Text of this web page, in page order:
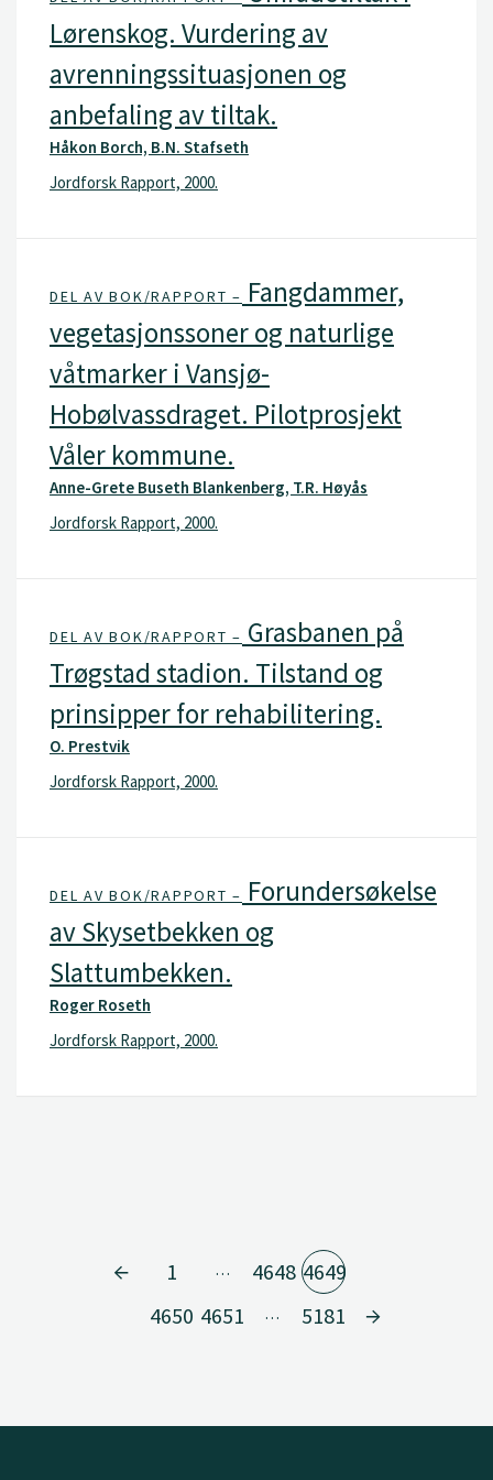
Lørenskog. Vurdering av
avrenningssituasjonen og
anbefaling av tiltak.
Håkon Borch, B.N. Stafseth
Jordforsk Rapport, 2000.
DEL AV BOK/RAPPORT – Fangdammer,
vegetasjonssoner og naturlige
våtmarker i Vansjø-
Hobølvassdraget. Pilotprosjekt
Våler kommune.
Anne-Grete Buseth Blankenberg, T.R. Høyås
Jordforsk Rapport, 2000.
DEL AV BOK/RAPPORT – Grasbanen på
Trøgstad stadion. Tilstand og
prinsipper for rehabilitering.
O. Prestvik
Jordforsk Rapport, 2000.
DEL AV BOK/RAPPORT – Forundersøkelse
av Skysetbekken og
Slattumbekken.
Roger Roseth
Jordforsk Rapport, 2000.
1 … 4648 4649
4650 4651 … 5181